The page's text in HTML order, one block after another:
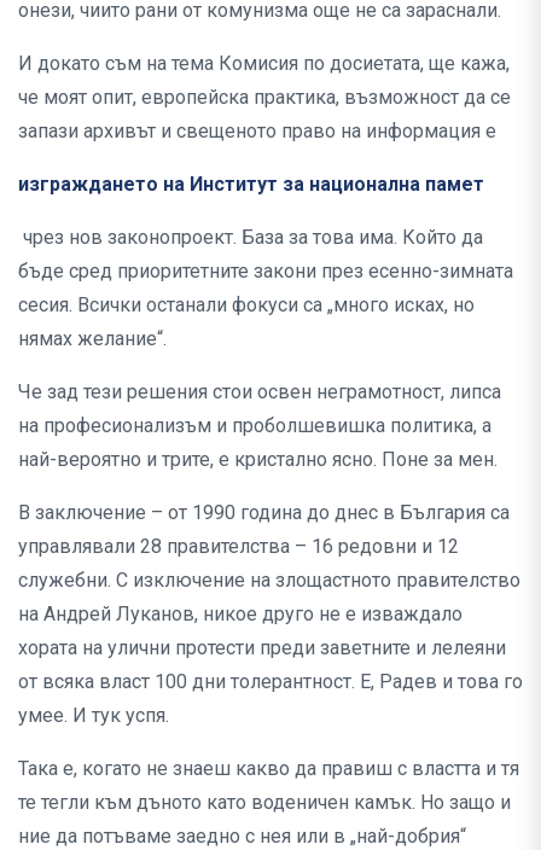
онези, чиито рани от комунизма още не са зараснали.
И докато съм на тема Комисия по досиетата, ще кажа,
че моят опит, европейска практика, възможност да се
запази архивът и свещеното право на информация е
изграждането на Институт за национална памет
чрез нов законопроект. База за това има. Който да
бъде сред приоритетните закони през есенно-зимната
сесия. Всички останали фокуси са „много исках, но
нямах желание“.
Че зад тези решения стои освен неграмотност, липса
на професионализъм и проболшевишка политика, а
най-вероятно и трите, е кристално ясно. Поне за мен.
В заключение – от 1990 година до днес в България са
управлявали 28 правителства – 16 редовни и 12
служебни. С изключение на злощастното правителство
на Андрей Луканов, никое друго не е изваждало
хората на улични протести преди заветните и лелеяни
от всяка власт 100 дни толерантност. Е, Радев и това го
умее. И тук успя.
Така е, когато не знаеш какво да правиш с властта и тя
те тегли към дъното като воденичен камък. Но защо и
ние да потъваме заедно с нея или в „най-добрия“